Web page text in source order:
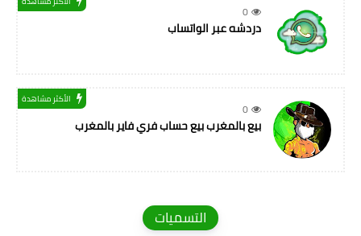
0
دردشه عبر الواتساب
0
الأكثر مشاهدة
بيع بالمغرب بيع حساب فري فاير بالمغرب
التسميات